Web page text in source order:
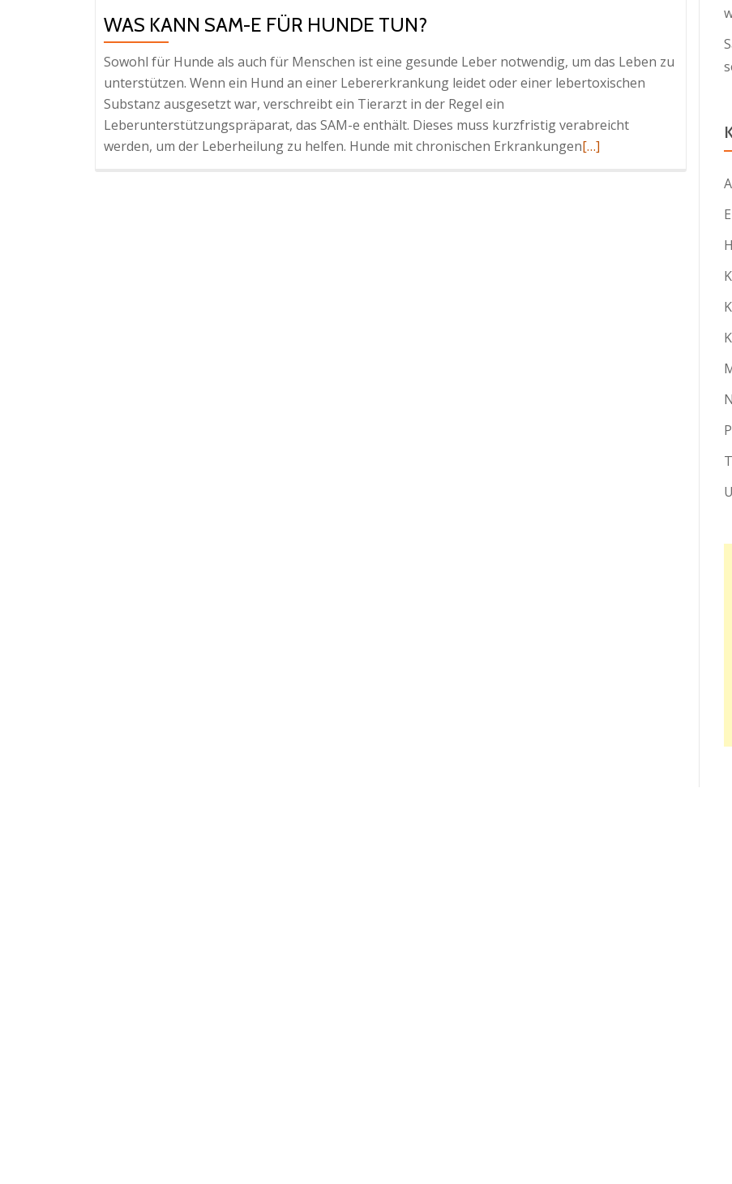
WAS KANN SAM-E FÜR HUNDE TUN?
Sowohl für Hunde als auch für Menschen ist eine gesunde Leber notwendig, um das Leben zu
unterstützen. Wenn ein Hund an einer Lebererkrankung leidet oder einer lebertoxischen
Substanz ausgesetzt war, verschreibt ein Tierarzt in der Regel ein
Leberunterstützungspräparat, das SAM-e enthält. Dieses muss kurzfristig verabreicht
werden, um der Leberheilung zu helfen. Hunde mit chronischen ErkrankungenRead
[…]